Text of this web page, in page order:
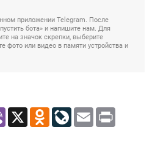
приложении Telegram. После
бота» и напишите нам. Для
на значок скрепки, выберите
фото или видео в памяти устройства и
Viber X Odnoklassniki
LiveJournal
Email Print